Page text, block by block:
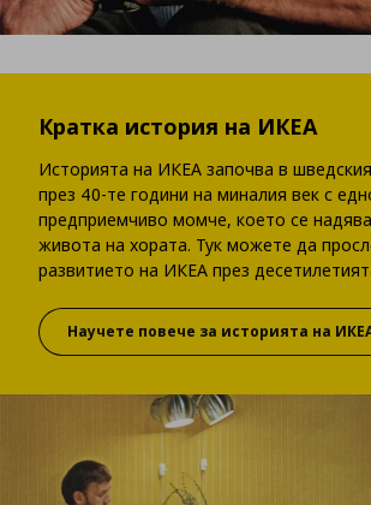
Кратка история на ИКЕА
Историята на ИКЕА започва в
през 40-те години на миналия век с
предприемчиво момче, което се
живота на хората. Тук можете да
развитието на ИКЕА през
Научете повече за историята на